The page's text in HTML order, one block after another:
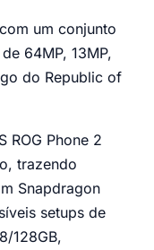
um conjunto
64MP, 13MP,
do Republic of
ROG Phone 2
trazendo
Snapdragon
setups de
128GB,